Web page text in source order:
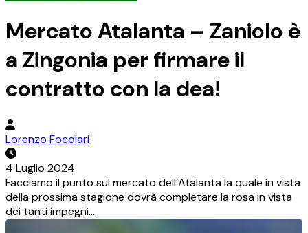
Mercato Atalanta – Zaniolo è
a Zingonia per firmare il
contratto con la dea!
Lorenzo Focolari
4 Luglio 2024
Facciamo il punto sul mercato dell’Atalanta la quale in vista
della prossima stagione dovrà completare la rosa in vista
dei tanti impegni…